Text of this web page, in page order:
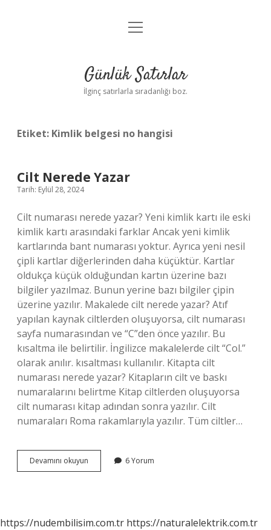
Anasayfa
Yasal Uyarı
menüyü
Günlük Satırlar
İlginç satırlarla sıradanlığı boz.
Etiket: Kimlik belgesi no hangisi
Cilt Nerede Yazar
Tarih: Eylül 28, 2024
Cilt numarası nerede yazar? Yeni kimlik kartı ile eski
kimlik kartı arasındaki farklar Ancak yeni kimlik
kartlarında bant numarası yoktur. Ayrıca yeni nesil
çipli kartlar diğerlerinden daha küçüktür. Kartlar
oldukça küçük olduğundan kartın üzerine bazı
bilgiler yazılmaz. Bunun yerine bazı bilgiler çipin
üzerine yazılır. Makalede cilt nerede yazar? Atıf
yapılan kaynak ciltlerden oluşuyorsa, cilt numarası
sayfa numarasından ve “C”den önce yazılır. Bu
kısaltma ile belirtilir. İngilizce makalelerde cilt “Col.”
olarak anılır. kısaltması kullanılır. Kitapta cilt
numarası nerede yazar? Kitapların cilt ve baskı
numaralarını belirtme Kitap ciltlerden oluşuyorsa
cilt numarası kitap adından sonra yazılır. Cilt
numaraları Roma rakamlarıyla yazılır. Tüm ciltler…
Devamını okuyun
Nerede
6 Yorum
https://nudembilisim.com.tr https://naturalelektrik.com.tr